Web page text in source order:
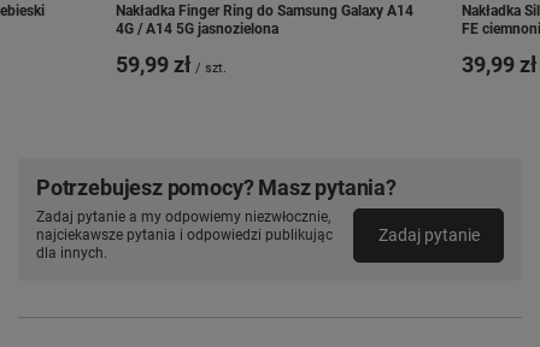
Matowa i przyjemna w
Nakładka Finger Ring do Samsung Galaxy A14
4G / A14 5G jasnozielona
59,99 zł / szt.
Nakładka
FE
39,99 zł
Potrzebujesz pomocy? Masz pytania?
Zadaj pytanie a my odpowiemy niezwłocznie,
najciekawsze pytania i odpowiedzi publikując
dla innych.
Zadaj pytanie